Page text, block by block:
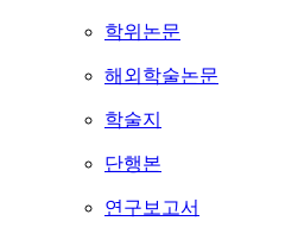
학위논문
해외학술논문
학술지
단행본
연구보고서